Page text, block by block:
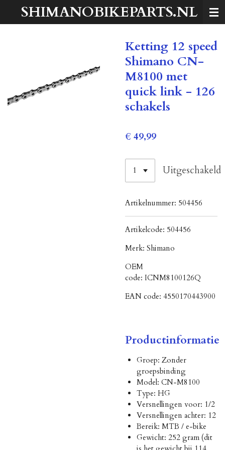
SHIMANOBIKEPARTS.NL
Ketting 12 speed
Shimano CN-
M8100 met
quick link - 126
schakels
€ 49,99
Uitgeschakeld
Artikelnummer: 504456
Artikelcode: 504456
Merk: Shimano
OEM
code: ICNM8100126Q
EAN code: 4550170443900
Productinformatie
Groep: Zonder
groepsbinding
Model: CN-M8100
Type: HG
Versnellingen voor: 1/2
Versnellingen achter: 12
Bereik: MTB / e-bike
Gewicht: 252 gram (dit